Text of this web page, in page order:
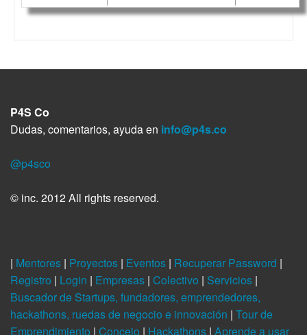
P4S Co
Dudas, comentarios, ayuda en info@p4s.co
@p4sco
© inc. 2012 All rights reserved.
| Mentores | Proyectos | Eventos | Recuperar Password |
Registro | Login | Empresas | Colectivo | Servicios |
Buscador de Startups, fundadores, emprendedores,
hackathons, ruedas de negocio e innovación | Tour de
Emprendimiento | Concejo | Hackathons | Aprende a usar